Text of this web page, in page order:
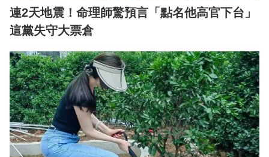
連2天地震！命理師驚預言「點名他高官下台」
這黨失守大票倉